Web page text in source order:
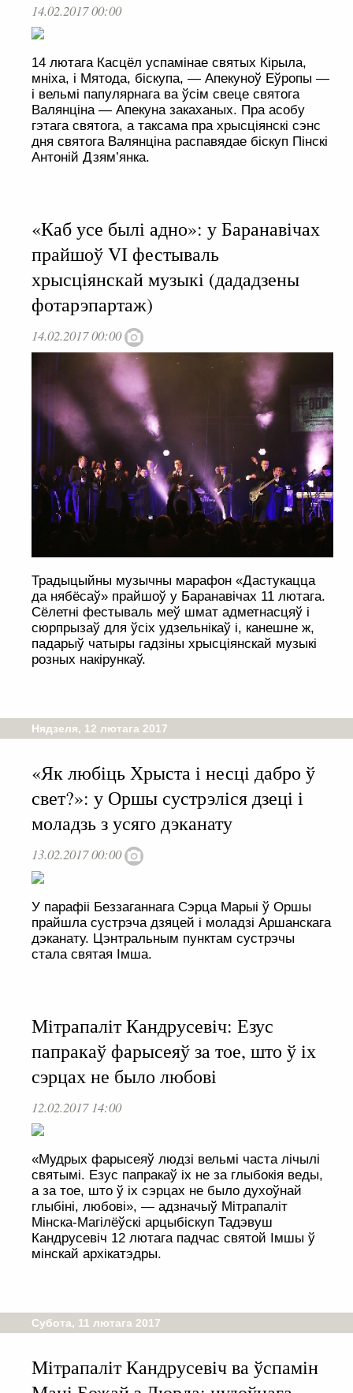
14.02.2017 00:00
14 лютага Касцёл успамінае святых Кірыла,
мніха, і Мятода, біскупа, — Апекуноў Еўропы —
і вельмі папулярнага ва ўсім свеце святога
Валянціна — Апекуна закаханых. Пра асобу
гэтага святога, а таксама пра хрысціянскі сэнс
дня святога Валянціна распавядае біскуп Пінскі
Антоній Дзям’янка.
«Каб усе былі адно»: у Баранавічах
прайшоў VI фестываль
хрысціянскай музыкі (дададзены
фотарэпартаж)
14.02.2017 00:00
Традыцыйны музычны марафон «Дастукацца
да нябёсаў» прайшоў у Баранавічах 11 лютага.
Сёлетні фестываль меў шмат адметнасцяў і
сюрпрызаў для ўсіх удзельнікаў і, канешне ж,
падарыў чатыры гадзіны хрысціянскай музыкі
розных накірункаў.
Нядзеля, 12 лютага 2017
«Як любіць Хрыста і несці дабро ў
свет?»: у Оршы сустрэліся дзеці і
моладзь з усяго дэканату
13.02.2017 00:00
У парафіі Беззаганнага Сэрца Марыі ў Оршы
прайшла сустрэча дзяцей і моладзі Аршанскага
дэканату. Цэнтральным пунктам сустрэчы
стала святая Імша.
Мітрапаліт Кандрусевіч: Езус
папракаў фарысеяў за тое, што ў іх
сэрцах не было любові
12.02.2017 14:00
«Мудрых фарысеяў людзі вельмі часта лічылі
святымі. Езус папракаў іх не за глыбокія веды,
а за тое, што ў іх сэрцах не было духоўнай
глыбіні, любові», — адзначыў Мітрапаліт
Мінска-Магілёўскі арцыбіскуп Тадэвуш
Кандрусевіч 12 лютага падчас святой Імшы ў
мінскай архікатэдры.
Субота, 11 лютага 2017
Мітрапаліт Кандрусевіч ва ўспамін